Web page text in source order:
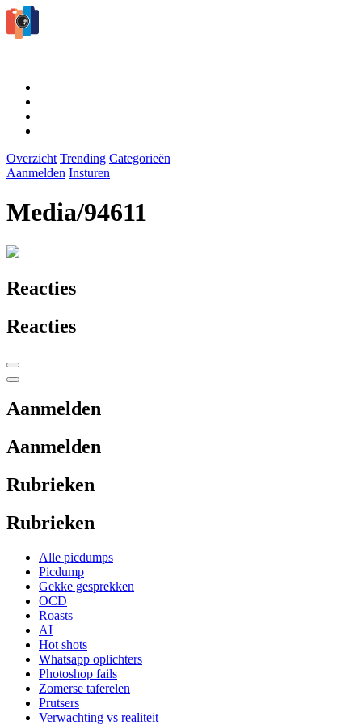
Overzicht Trending Categorieën
Aanmelden Insturen
Media/94611
Reacties
Reacties
Aanmelden
Aanmelden
Rubrieken
Rubrieken
Alle picdumps
Picdump
Gekke gesprekken
OCD
Roasts
AI
Hot shots
Whatsapp oplichters
Photoshop fails
Zomerse taferelen
Prutsers
Verwachting vs realiteit